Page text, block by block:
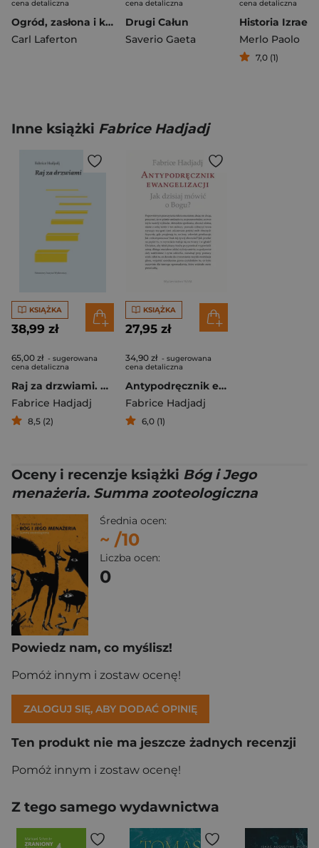
cena detaliczna
Ogród, zasłona i krzyż. Książeczka z zabawami i kolorowanka
Carl Laferton
cena detaliczna
Drugi Całun
Saverio Gaeta
cena detaliczna
Merlo Paolo
7,0 (1)
Inne książki Fabrice Hadjadj
KSIĄŻKA
38,99 zł
65,00 zł - sugerowana
cena detaliczna
Raj za drzwiami. Esej o kłopotliwej radości
Fabrice Hadjadj
8,5 (2)
KSIĄŻKA
27,95 zł
34,90 zł - sugerowana
cena detaliczna
Antypodręcznik ewangelizacji Jak dzisiaj mówić o Bogu?
Fabrice Hadjadj
6,0 (1)
Oceny i recenzje książki Bóg i Jego
menażeria. Summa zooteologiczna
Średnia ocen:
~ /10
Liczba ocen:
0
Powiedz nam, co myślisz!
Pomóż innym i zostaw ocenę!
ZALOGUJ SIĘ, ABY DODAĆ OPINIĘ
Ten produkt nie ma jeszcze żadnych recenzji
Pomóż innym i zostaw ocenę!
Z tego samego wydawnictwa